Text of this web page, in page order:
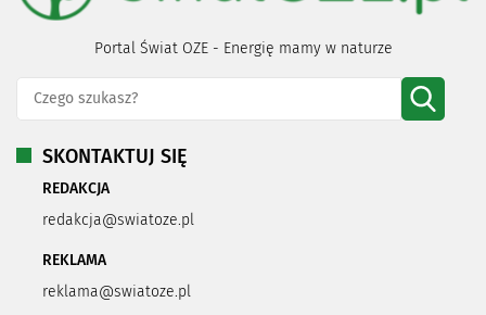
Portal Świat OZE - Energię mamy w naturze
SKONTAKTUJ SIĘ
REDAKCJA
redakcja@swiatoze.pl
REKLAMA
reklama@swiatoze.pl